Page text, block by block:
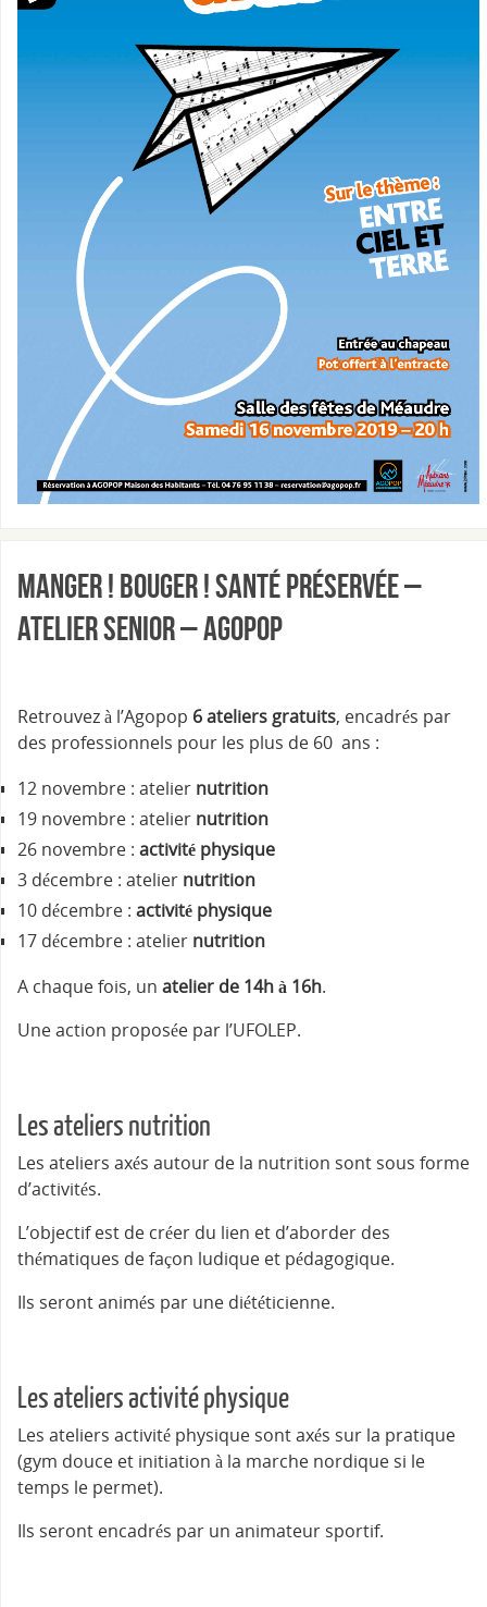
Manger ! Bouger ! Santé préservée –
Atelier senior – Agopop
Retrouvez à l’Agopop 6 ateliers gratuits, encadrés par
des professionnels pour les plus de 60 ans :
12 novembre : atelier nutrition
19 novembre : atelier nutrition
26 novembre : activité physique
3 décembre : atelier nutrition
10 décembre : activité physique
17 décembre : atelier nutrition
A chaque fois, un atelier de 14h à 16h.
Une action proposée par l’UFOLEP.
Les ateliers nutrition
Les ateliers axés autour de la nutrition sont sous forme
d’activités.
L’objectif est de créer du lien et d’aborder des
thématiques de façon ludique et pédagogique.
Ils seront animés par une diététicienne.
Les ateliers activité physique
Les ateliers activité physique sont axés sur la pratique
(gym douce et initiation à la marche nordique si le
temps le permet).
Ils seront encadrés par un animateur sportif.